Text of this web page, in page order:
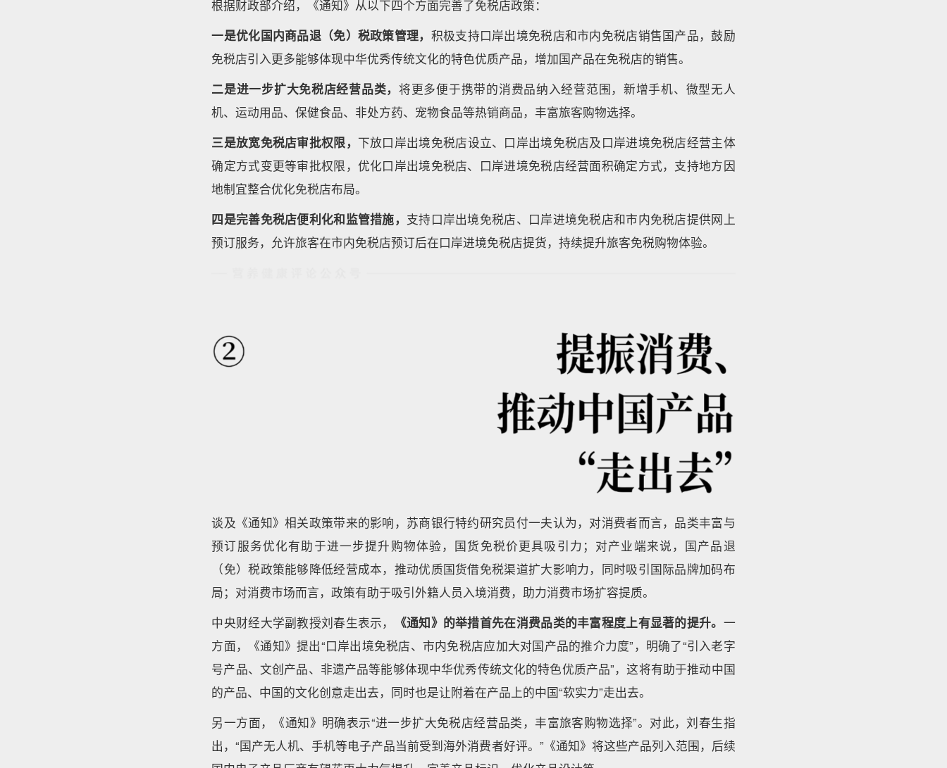
根据财政部介绍，《通知》从以下四个方面完善了免税店政策：
一是优化国内商品退（免）税政策管理， 积极支持口岸出境免税店和市内免税店销售国产品，鼓励
免税店引入更多能够体现中华优秀传统文化的特色优质产品，增加国产品在免税店的销售。
二是进一步扩大免税店经营品类， 将更多便于携带的消费品纳入经营范围，新增手机、微型无人
机、运动用品、保健食品、非处方药、宠物食品等热销商品，丰富旅客购物选择。
三是放宽免税店审批权限， 下放口岸出境免税店设立、口岸出境免税店及口岸进境免税店经营主体
确定方式变更等审批权限，优化口岸出境免税店、口岸进境免税店经营面积确定方式，支持地方因
地制宜整合优化免税店布局。
四是完善免税店便利化和监管措施， 支持口岸出境免税店、口岸进境免税店和市内免税店提供网上
预订服务，允许旅客在市内免税店预订后在口岸进境免税店提货，持续提升旅客免税购物体验。
谈及《通知》相关政策带来的影响，苏商银行特约研究员付一夫认为，对消费者而言，品类丰富与
预订服务优化有助于进一步提升购物体验，国货免税价更具吸引力；对产业端来说，国产品退
（免）税政策能够降低经营成本，推动优质国货借免税渠道扩大影响力，同时吸引国际品牌加码布
局；对消费市场而言，政策有助于吸引外籍人员入境消费，助力消费市场扩容提质。
中央财经大学副教授刘春生表示，
《通知》的举措首先在消费品类的丰富程度上有显著的提升。 一
方面，《通知》提出“口岸出境免税店、市内免税店应加大对国产品的推介力度”，明确了“引入老字
号产品、文创产品、非遗产品等能够体现中华优秀传统文化的特色优质产品”，这将有助于推动中国
的产品、中国的文化创意走出去，同时也是让附着在产品上的中国“软实力”走出去。
另一方面，《通知》明确表示“进一步扩大免税店经营品类，丰富旅客购物选择”。对此，刘春生指
出，“国产无人机、手机等电子产品当前受到海外消费者好评。”《通知》将这些产品列入范围，后续